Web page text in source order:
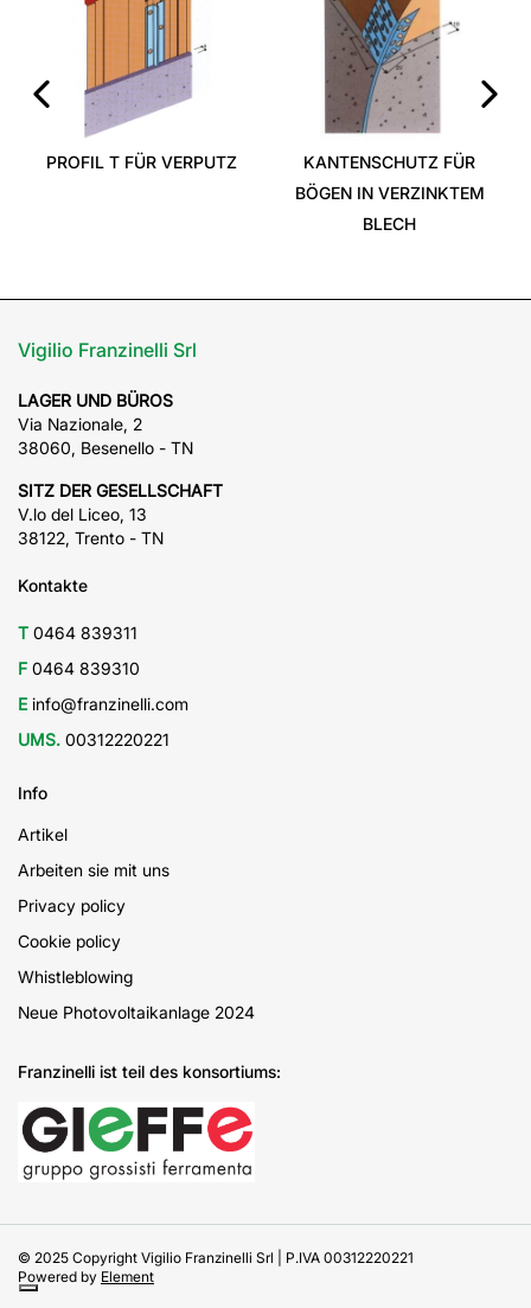
PROFIL T FÜR VERPUTZ
KANTENSCHUTZ FÜR
BÖGEN IN VERZINKTEM
BLECH
Vigilio Franzinelli Srl
LAGER UND BÜROS
Via Nazionale, 2
38060, Besenello - TN
SITZ DER GESELLSCHAFT
V.lo del Liceo, 13
38122, Trento - TN
Kontakte
T 0464 839311
F 0464 839310
E info@franzinelli.com
UMS. 00312220221
Info
Artikel
Arbeiten sie mit uns
Privacy policy
Cookie policy
Whistleblowing
Neue Photovoltaikanlage 2024
Franzinelli ist teil des konsortiums:
© 2025 Copyright Vigilio Franzinelli Srl | P.IVA 00312220221
Powered by Element